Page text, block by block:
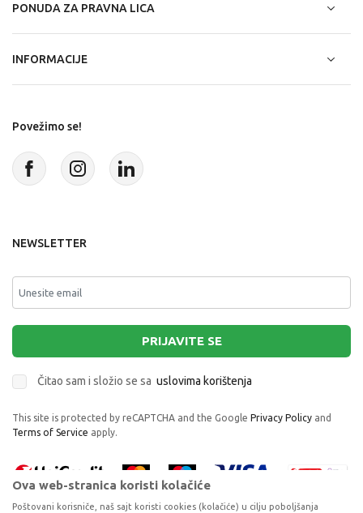
PONUDA ZA PRAVNA LICA
INFORMACIJE
Povežimo se!
NEWSLETTER
PRIJAVITE SE
Čitao sam i složio se sa uslovima korištenja
This site is protected by reCAPTCHA and the Google Privacy Policy and
Terms of Service apply.
Ova web-stranica koristi kolačiće
Poštovani korisniče, naš sajt koristi cookies (kolačiće) u cilju poboljšanja